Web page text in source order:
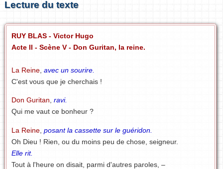
Lecture du texte
RUY BLAS - Victor Hugo
Acte II - Scène V - Don Guritan, la reine.
La Reine avec un sourire.
C'est vous que je cherchais !
Don Guritan, ravi.
Qui me vaut ce bonheur ?
La Reine posant la cassette sur le guéridon.
Oh Dieu ! Rien, ou du moins peu de chose, seigneur.
Elle rit.
Tout à l'heure on disait, parmi d'autres paroles, –